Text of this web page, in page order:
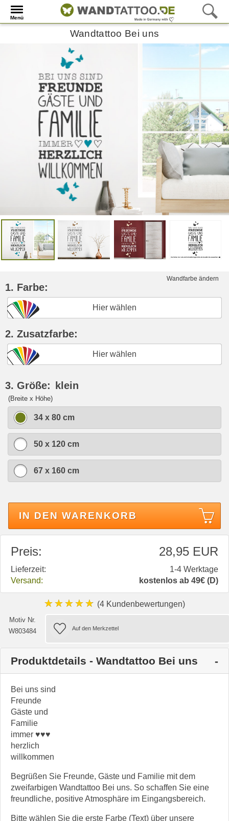
Menü
Wandtattoo Bei uns
Wandfarbe ändern
1. Farbe:
Hier wählen
2. Zusatzfarbe:
Hier wählen
3. Größe: klein
(Breite x Höhe)
34 x 80 cm
50 x 120 cm
67 x 160 cm
IN DEN WARENKORB
Preis: 28,95 EUR
Lieferzeit:
1-4 Werktage
Versand:
kostenlos ab 49€ (D)
★★★★★ (4 Kundenbewertungen)
Motiv Nr.
W803484
Produktdetails - Wandtattoo Bei uns
Bei uns sind
Freunde
Gäste und
Familie
immer ♥♥♥
herzlich
willkommen
Begrüßen Sie Freunde, Gäste und Familie mit dem
zweifarbigen Wandtattoo Bei uns. So schaffen Sie eine
freundliche, positive Atmosphäre im Eingangsbereich.
Bitte wählen Sie die erste Farbe (Text) über unsere